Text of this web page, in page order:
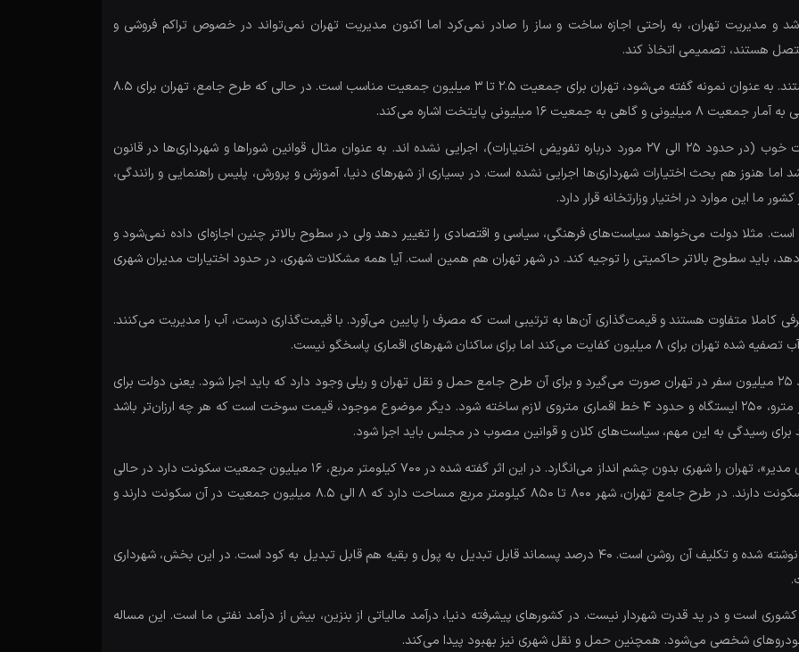
مدیریت تهران، به راحتی اجازه ساخت و ساز را صادر نمی‌کرد اما اکنون مدیریت تهران نمی‌تواند در خصوص تراکم فروشی و
هستند، تصمیمی اتخاذ کند.
همه آمارهای ارائه شده در مستند «آقای مدیر» دقیق نیستند. به عنوان نمونه گفته می‌شود، تهران برای جمعیت ۲.۵ تا ۳ میلیون جمعیت مناسب است. در حالی که طرح جامع، تهران برای ۸.۵
پایتخت اشاره می‌کند.
تهران مدیریت یکپارچه ندارد. طرح‌ها، قوانین و مصوبات خوب (در حدود ۲۵ الی ۲۷ مورد درباره تفویض اختیارات)، اجرایی نشده اند. به عنوان مثال قوانین شوراها و شهرداری‌ها در قانون
نوشته شد اما هنوز هم بحث اختیارات شهرداری‌ها اجرایی نشده است. در بسیاری از شهرهای دنیا، آموزش و پرورش، پلیس راهنمایی و رانندگی،
ما این موارد در اختیار وزارتخانه قرار دارد.
مثلا دولت می‌خواهد سیاست‌های فرهنگی، سیاسی و اقتصادی را تغییر دهد ولی در سطوح بالاتر چنین اجازه‌ای داده نمی‌شود و
دهد، باید سطوح بالاتر حاکمیتی را توجیه کند. در شهر تهران هم همین است. آیا همه مشکلات شهری، در حدود اختیارات مدیران شهری
کاملا متفاوت هستند و قیمت‌گذاری آن‌ها به ترتیبی است که مصرف را پایین می‌آورد. با قیمت‌گذاری درست، آب را مدیریت می‌کنند.
برای ساکنان شهرهای اقماری پاسخگو نیست.
ترافیک تهران یک مساله مهم دیگر است، چیزی در حدود ۲۵ میلیون سفر در تهران صورت می‌گیرد و برای آن طرح جامع حمل و نقل تهران و ریلی وجود دارد که باید اجرا شود. یعنی دولت برای
اجرای طرح باید سهم خود را بدهد تا مثلا ۴۵۷ کیلومتر مترو، ۲۵۰ ایستگاه و حدود ۴ خط اقماری متروی لازم ساخته شود. دیگر موضوع موجود، قیمت سوخت است که هر چه ارزان‌تر باشد
رسیدگی به این مهم، سیاست‌های کلان و قوانین مصوب در مجلس باید اجرا شود.
چشم انداز تهران نوشته شده، در حالی که در مستند «آقای مدیر»، تهران را شهری بدون چشم انداز می‌انگارد. در این اثر گفته شده در ۷۰۰ کیلومتر مربع، ۱۶ میلیون جمعیت سکونت دارد در حالی
که این جمعیت در ۴۰۰۰ کیلومتر، در کل استان تهران، سکونت دارند. در طرح جامع تهران، شهر ۸۰۰ تا ۸۵۰ کیلومتر مربع مساحت دارد که ۸ الی ۸.۵ میلیون جمعیت در آن سکونت دارند و
در مورد مدیریت پسماند نیز، طرح جامع پسماند تهران نوشته شده و تکلیف آن روشن است. ۴۰ درصد پسماند قابل تبدیل به پول و بقیه هم قابل تبدیل به کود است. در این بخش، شهرداری
است و در ید قدرت شهردار نیست. در کشورهای پیشرفته دنیا، درآمد مالیاتی از بنزین، بیش از درآمد نفتی ما است. این مساله
شخصی می‌شود. همچنین حمل و نقل شهری نیز بهبود پیدا می‌کند.